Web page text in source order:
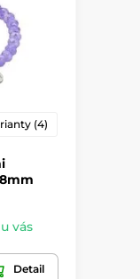
(4)
vás
Detail